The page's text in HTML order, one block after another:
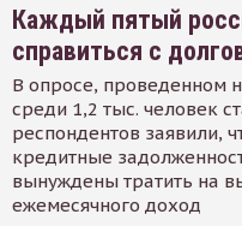
Каждый пятый
справиться с
В опросе, проведенном
среди 1,2 тыс. человек
респондентов заявили,
кредитные
вынуждены тратить на
ежемесячного доход